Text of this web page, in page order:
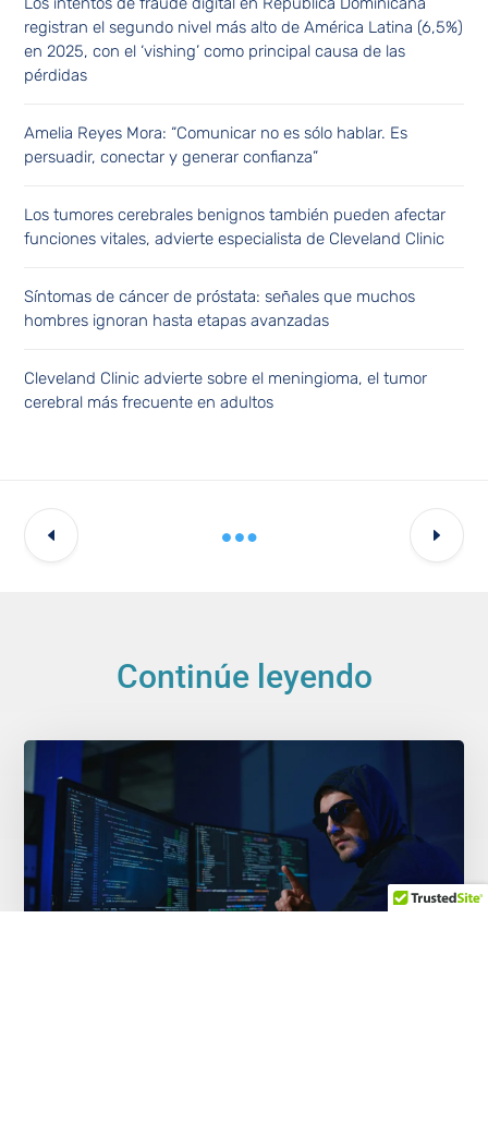
registran el segundo nivel más alto de América Latina (6,5%)
en 2025, con el ‘vishing’ como principal causa de las
pérdidas
Amelia Reyes Mora: “Comunicar no es sólo hablar. Es
persuadir, conectar y generar confianza”
Los tumores cerebrales benignos también pueden afectar
funciones vitales, advierte especialista de Cleveland Clinic
Síntomas de cáncer de próstata: señales que muchos
hombres ignoran hasta etapas avanzadas
Cleveland Clinic advierte sobre el meningioma, el tumor
cerebral más frecuente en adultos
Continúe leyendo